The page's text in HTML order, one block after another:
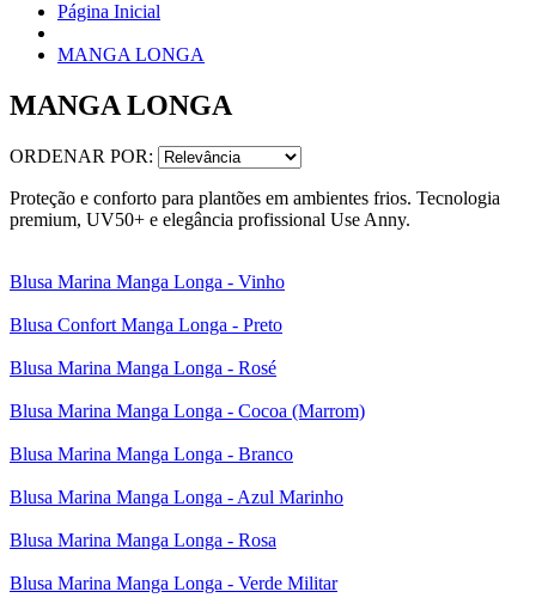
Página Inicial
MANGA LONGA
MANGA LONGA
ORDENAR POR:
Proteção e conforto para plantões em ambientes frios. Tecnologia
premium, UV50+ e elegância profissional Use Anny.
Blusa Marina Manga Longa - Vinho
Blusa Confort Manga Longa - Preto
Blusa Marina Manga Longa - Rosé
Blusa Marina Manga Longa - Cocoa (Marrom)
Blusa Marina Manga Longa - Branco
Blusa Marina Manga Longa - Azul Marinho
Blusa Marina Manga Longa - Rosa
Blusa Marina Manga Longa - Verde Militar